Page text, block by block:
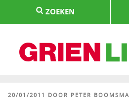
springen
ZOEKEN
GEPLAATST
20/01/2011 DOOR PETER BOOMSMA